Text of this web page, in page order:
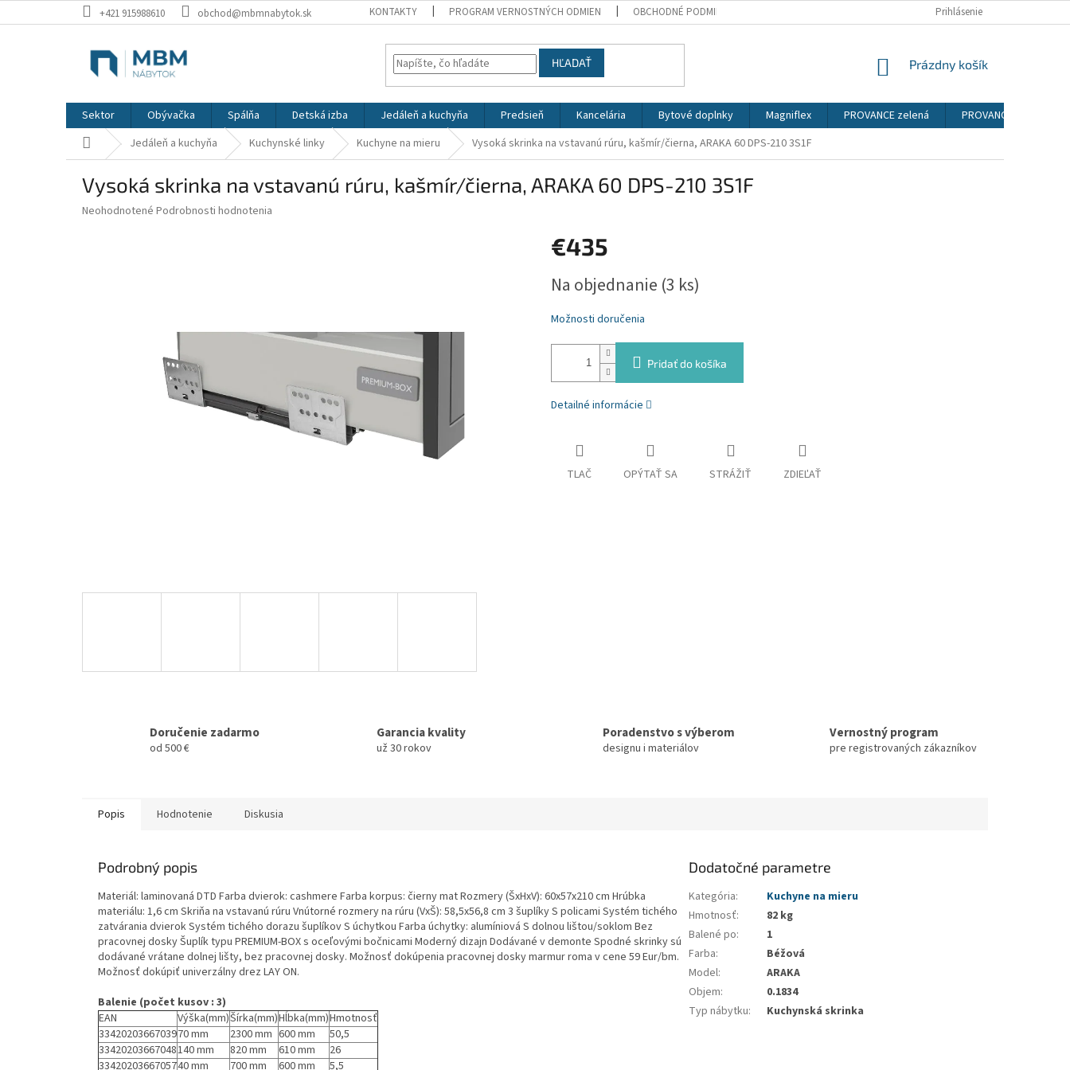
na
+421 915988610 obchod@mbmnabytok.sk KONTAKTY PROGRAM VERNOSTNÝCH ODMIEN OBCHODNÉ PODMIENKY PODMIENKY OCHRANY OSOBNÝCH ÚDAJOVPrihlásenie
HĽADAŤ
NÁKUPNÝ
Prázdny košík
Sektor Obývačka Spálňa Detská izba Jedáleň a kuchyňa Predsieň Kancelária Bytové doplnky Magniflex PROVANCE zelená
PROVANCE sosna
Domov Jedáleň a kuchyňa Kuchynské linky Kuchyne na mieru Vysoká skrinka na vstavanú rúru, kašmír/čierna, ARAKA 60 DPS-210 3S1F
Vysoká skrinka na vstavanú rúru, kašmír/čierna, ARAKA 60 DPS-210 3S1F
Priemerné
Neohodnotené Podrobnosti hodnotenia
€435
cena:
Na objednanie (3 ks)
Možnosti doručenia
Pridať do košíka
Detailné informácie
TLAČ OPÝTAŤ SA STRÁŽIŤ ZDIEĽAŤ
Doručenie zadarmo
od 500 €
Garancia kvality
už 30 rokov
Poradenstvo s výberom
designu i materiálov
Vernostný program
pre registrovaných zákazníkov
Popis Hodnotenie Diskusia
Podrobný popis
Materiál: laminovaná DTD Farba dvierok: cashmere Farba korpus: čierny mat Rozmery (ŠxHxV): 60x57x210 cm Hrúbka
materiálu: 1,6 cm Skriňa na vstavanú rúru Vnútorné rozmery na rúru (VxŠ): 58,5x56,8 cm 3 šuplíky S policami Systém tichého
zatvárania dvierok Systém tichého dorazu šuplíkov S úchytkou Farba úchytky: alumíniová S dolnou lištou/soklom Bez
pracovnej dosky Šuplík typu PREMIUM-BOX s oceľovými bočnicami Moderný dizajn Dodávané v demonte Spodné skrinky sú
dodávané vrátane dolnej lišty, bez pracovnej dosky. Možnosť dokúpenia pracovnej dosky marmur roma v cene 59 Eur/bm.
Možnosť dokúpiť univerzálny drez LAY ON.
Balenie (počet kusov : 3)
EAN
Výška(mm)Šírka(mm)Hĺbka(mm)Hmotnosť
3342020366703970 mm 2300 mm 600 mm
50,5
33420203667048140 mm 820 mm 610 mm
26
3342020366705740 mm 700 mm 600 mm 5,5
Dodatočné parametre
Kategória:
Kuchyne na mieru
Hmotnosť:
82 kg
Balené po:
1
Farba:
Béžová
Model:
ARAKA
Objem:
0.1834
Typ nábytku: Kuchynská skrinka